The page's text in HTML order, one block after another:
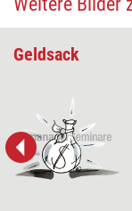
Geldsack